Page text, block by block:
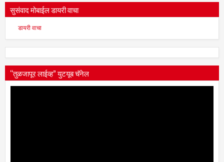
सुसंवाद मोबाईल डायरी वाचा
डायरी वाचा
“तुळजापूर लाईव्ह” युटयूब चॅनेल